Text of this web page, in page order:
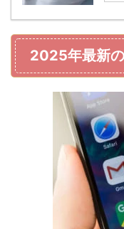
2025年最新の